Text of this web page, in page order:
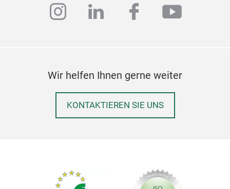
instagram
linkedinfacebook
Wir helfen Ihnen gerne weiter
KONTAKTIEREN SIE UNS